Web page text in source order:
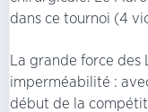
dans ce tournoi (4
La grande force
imperméabilité :
début de la